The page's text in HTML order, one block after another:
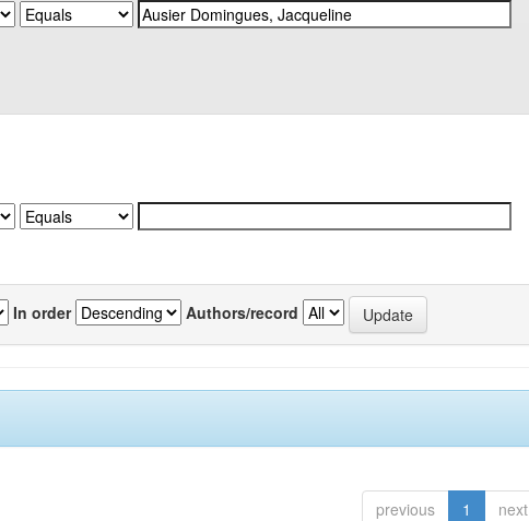
In order Authors/record
previous 1 next